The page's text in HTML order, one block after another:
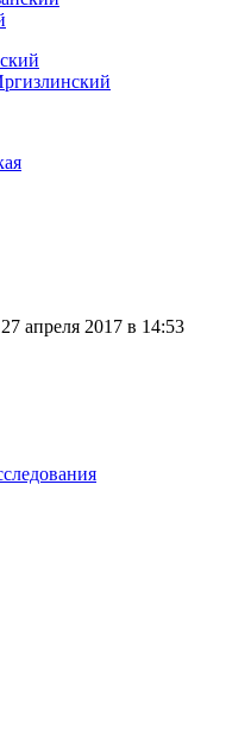
апреля 2017 в 14:53